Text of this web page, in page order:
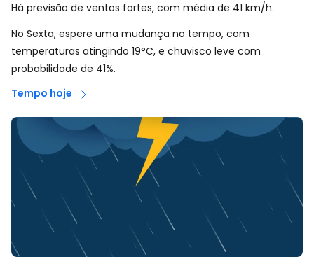
Há previsão de ventos fortes, com média de 41 km/h.
No Sexta, espere uma mudança no tempo, com
temperaturas atingindo 19°C, e chuvisco leve com
probabilidade de 41%.
Tempo hoje